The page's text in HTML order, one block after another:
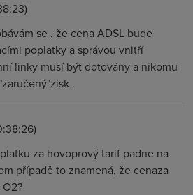
se , že cena ADSL bude
poplatky a správou vnitří
linky musí být dotovány a nikomu
.
za hovoprový tarif padne na
případě to znamená, že cenaza